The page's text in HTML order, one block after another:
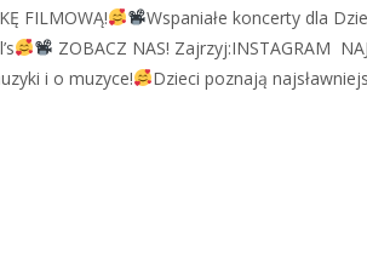
FILMOWĄ!
Wspaniałe koncerty dla
ZOBACZ NAS! Zajrzyj:INSTAGRAM
i o muzyce!
Dzieci poznają